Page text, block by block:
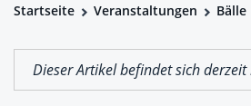
Startseite Veranstaltungen Bälle
Dieser Artikel befindet sich derzeit